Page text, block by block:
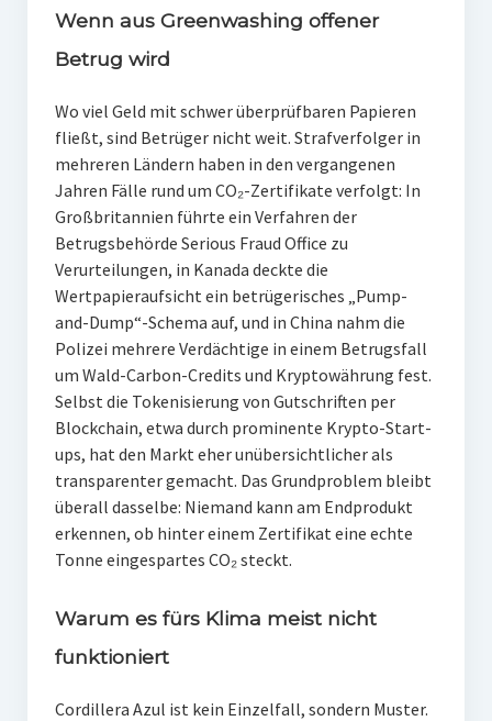
Wenn aus Greenwashing offener
Betrug wird
Wo viel Geld mit schwer überprüfbaren Papieren
fließt, sind Betrüger nicht weit. Strafverfolger in
mehreren Ländern haben in den vergangenen
Jahren Fälle rund um CO₂-Zertifikate verfolgt: In
Großbritannien führte ein Verfahren der
Betrugsbehörde Serious Fraud Office zu
Verurteilungen, in Kanada deckte die
Wertpapieraufsicht ein betrügerisches „Pump-
and-Dump“-Schema auf, und in China nahm die
Polizei mehrere Verdächtige in einem Betrugsfall
um Wald-Carbon-Credits und Kryptowährung fest.
Selbst die Tokenisierung von Gutschriften per
Blockchain, etwa durch prominente Krypto-Start-
ups, hat den Markt eher unübersichtlicher als
transparenter gemacht. Das Grundproblem bleibt
überall dasselbe: Niemand kann am Endprodukt
erkennen, ob hinter einem Zertifikat eine echte
Tonne eingespartes CO₂ steckt.
Warum es fürs Klima meist nicht
funktioniert
Cordillera Azul ist kein Einzelfall, sondern Muster.